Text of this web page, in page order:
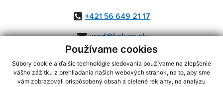
Používame cookies
Súbory cookie a ďalšie technológie sledovania používame na zlepšenie
vášho zážitku z prehliadania našich webových stránok, na to, aby sme
vám zobrazovali prispôsobený obsah a cielené reklamy, na analýzu
+421 56 649 21 17
urad@kaluza.sk
využite možnosť získavania aktuálnych informácií s využitím RSS